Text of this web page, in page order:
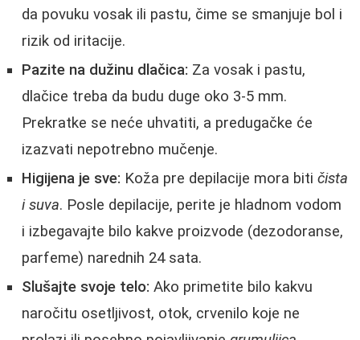
da povuku vosak ili pastu, čime se smanjuje bol i
rizik od iritacije.
Pazite na dužinu dlačica: Za vosak i pastu,
dlačice treba da budu duge oko 3-5 mm.
Prekratke se neće uhvatiti, a predugačke će
izazvati nepotrebno mučenje.
Higijena je sve: Koža pre depilacije mora biti čista
i suva. Posle depilacije, perite je hladnom vodom
i izbegavajte bilo kakve proizvode (dezodoranse,
parfeme) narednih 24 sata.
Slušajte svoje telo: Ako primetite bilo kakvu
naročitu osetljivost, otok, crvenilo koje ne